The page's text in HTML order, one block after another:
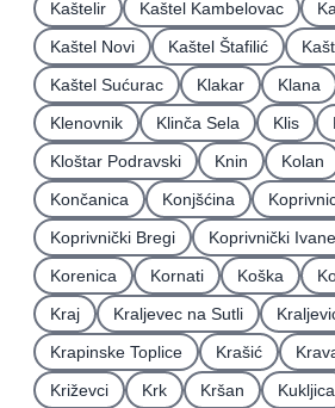
Kaštelir
Kaštel Kambelovac
Kaštel Novi
Kaštel Štafilić
Kaštel Sućurac
Klakar Klana
Klenovnik
Klinča Sela Klis
Kloštar Podravski
Knin Kolan
Končanica
Konjšćina
Koprivnički Bregi
Koprivnički
Korenica
Kornati Koška
Kraj
Kraljevec na Sutli
Krapinske Toplice
Krašić
Križevci
Krk Kršan Kukljica